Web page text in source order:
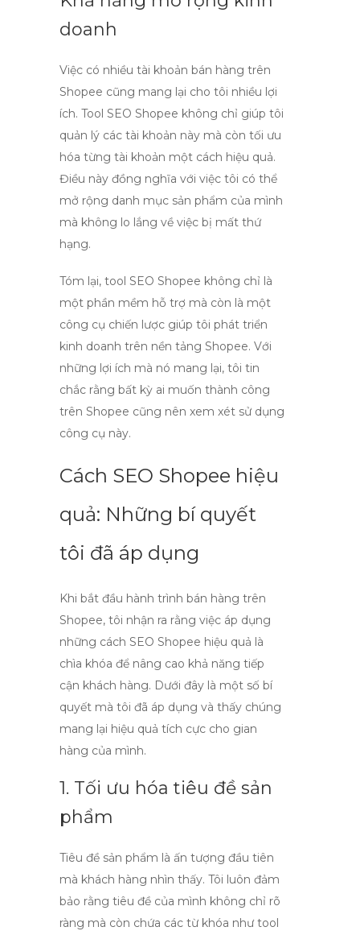
doanh
Việc có nhiều tài khoản bán hàng trên
Shopee cũng mang lại cho tôi nhiều lợi
ích. Tool SEO Shopee không chỉ giúp tôi
quản lý các tài khoản này mà còn tối ưu
hóa từng tài khoản một cách hiệu quả.
Điều này đồng nghĩa với việc tôi có thể
mở rộng danh mục sản phẩm của mình
mà không lo lắng về việc bị mất thứ
hạng.
Tóm lại, tool SEO Shopee không chỉ là
một phần mềm hỗ trợ mà còn là một
công cụ chiến lược giúp tôi phát triển
kinh doanh trên nền tảng Shopee. Với
những lợi ích mà nó mang lại, tôi tin
chắc rằng bất kỳ ai muốn thành công
trên Shopee cũng nên xem xét sử dụng
công cụ này.
Cách SEO Shopee hiệu
quả: Những bí quyết
tôi đã áp dụng
Khi bắt đầu hành trình bán hàng trên
Shopee, tôi nhận ra rằng việc áp dụng
những cách SEO Shopee hiệu quả là
chìa khóa để nâng cao khả năng tiếp
cận khách hàng. Dưới đây là một số bí
quyết mà tôi đã áp dụng và thấy chúng
mang lại hiệu quả tích cực cho gian
hàng của mình.
1. Tối ưu hóa tiêu đề sản
phẩm
Tiêu đề sản phẩm là ấn tượng đầu tiên
mà khách hàng nhìn thấy. Tôi luôn đảm
bảo rằng tiêu đề của mình không chỉ rõ
ràng mà còn chứa các từ khóa nhưtool